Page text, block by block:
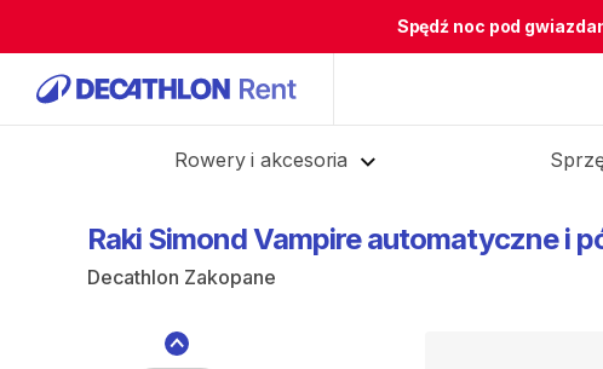
Spędź noc pod
Rowery i akcesoria
Raki SimondVampire automatyczne i
Decathlon Zakopane